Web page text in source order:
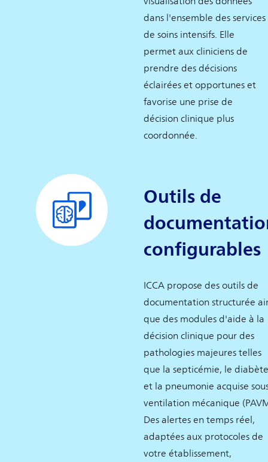
dans l'ensemble des services
de soins intensifs. Elle
permet aux cliniciens de
prendre des décisions
éclairées et opportunes et
favorise une prise de
décision clinique plus
coordonnée.
Outils de
configurables
ICCA propose des outils de
documentation structurée
que des modules d'aide à la
décision clinique pour des
pathologies majeures telles
que la septicémie, le diabète
et la pneumonie acquise
ventilation mécanique
Des alertes en temps réel,
adaptées aux protocoles de
votre établissement,